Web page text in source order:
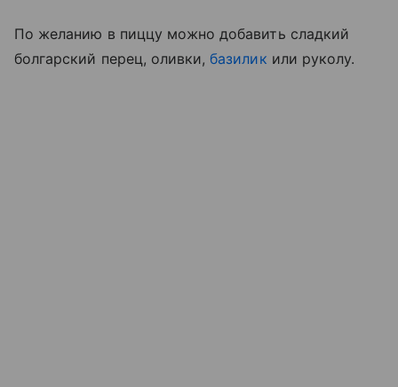
По желанию в пиццу можно добавить сладкий
болгарский перец, оливки,базилик или руколу.